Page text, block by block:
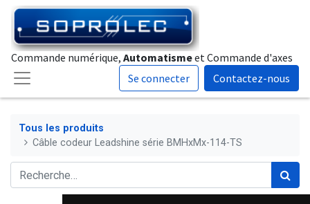
Commande numérique, Automatismeet Commande d'axes
Se connecter
Contactez-nous
Tous les produits
Câble codeur Leadshine série BMHxMx-114-TS